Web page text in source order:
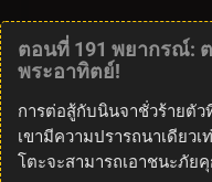
ตอนที่ 191 พยากรณ์:
พระอาทิตย์!
การต่อสู้กับนินจาชั่วร้ายตั
เขามีความปรารถนาเดียว
โตะจะสามารถเอาชนะภัย